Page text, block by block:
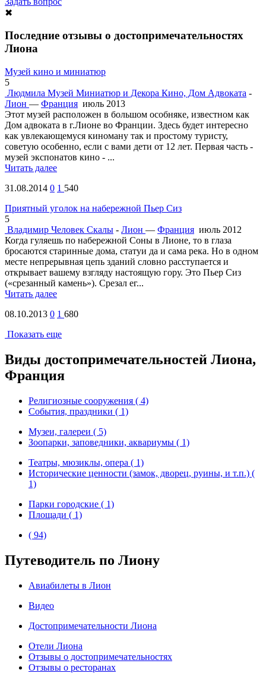
✖
Последние отзывы о достопримечательностях
Лиона
Музей кино и миниатюр
5
Людмила Музей Миниатюр и Декора Кино, Дом Адвоката -
Лион — Франция июль 2013
Этот музей расположен в большом особняке, известном как
Дом адвоката в г.Лионе во Франции. Здесь будет интересно
как увлекающемуся киноману так и простому туристу,
советую особенно, если с вами дети от 12 лет. Первая часть -
музей экспонатов кино - ...
Читать далее
31.08.2014 0 1 540
Приятный уголок на набережной Пьер Сиз
5
Владимир Человек Скалы - Лион — Франция июль 2012
Когда гуляешь по набережной Соны в Лионе, то в глаза
бросаются старинные дома, статуи да и сама река. Но в одном
месте непрерывная цепь зданий словно расступается и
открывает вашему взгляду настоящую гору. Это Пьер Сиз
(«срезанный камень»). Срезал ег...
Читать далее
08.10.2013 0 1 680
Показать еще
Виды достопримечательностей Лиона,
Франция
Религиозные сооружения ( 4)
События, праздники ( 1)
Музеи, галереи ( 5)
Зоопарки, заповедники, аквариумы ( 1)
Театры, мюзиклы, опера ( 1)
Исторические ценности (замок, дворец, руины, и т.п.) (
1)
Парки городские ( 1)
Площади ( 1)
( 94)
Путеводитель по Лиону
Авиабилеты в Лион
Видео
Достопримечательности Лиона
Отели Лиона
Отзывы о достопримечательностях
Отзывы о ресторанах